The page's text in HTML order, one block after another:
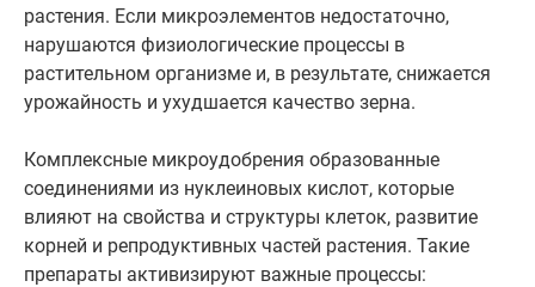
растения. Если микроэлементов недостаточно,
нарушаются физиологические процессы в
растительном организме и, в результате, снижается
урожайность и ухудшается качество зерна.
Комплексные микроудобрения образованные
соединениями из нуклеиновых кислот, которые
влияют на свойства и структуры клеток, развитие
корней и репродуктивных частей растения. Такие
препараты активизируют важные процессы: